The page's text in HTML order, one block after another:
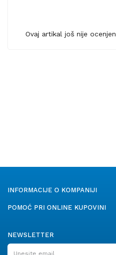
Ovaj artikal još nije ocenjen
INFORMACIJE O KOMPANIJI
POMOĆ PRI ONLINE KUPOVINI
NEWSLETTER